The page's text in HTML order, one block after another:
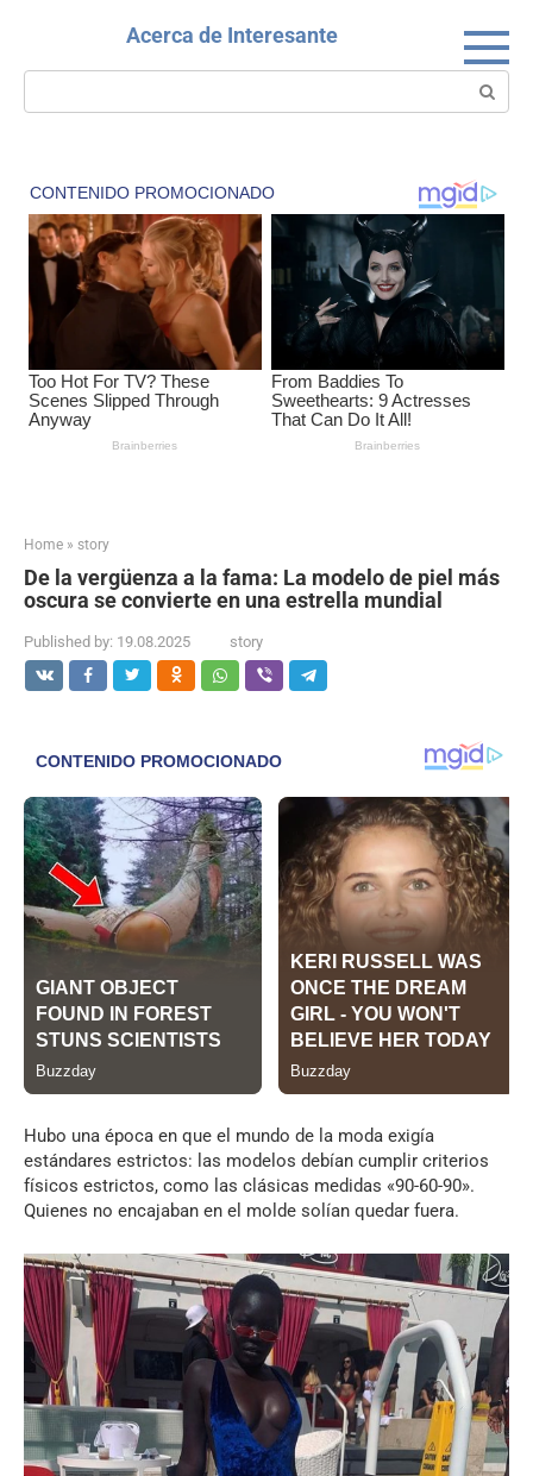
Acerca de Interesante
Search:
Home » story
De la vergüenza a la fama: La modelo de piel más
oscura se convierte en una estrella mundial
Published by: 19.08.2025 story
Hubo una época en que el mundo de la moda exigía
estándares estrictos: las modelos debían cumplir criterios
físicos estrictos, como las clásicas medidas «90-60-90».
Quienes no encajaban en el molde solían quedar fuera.